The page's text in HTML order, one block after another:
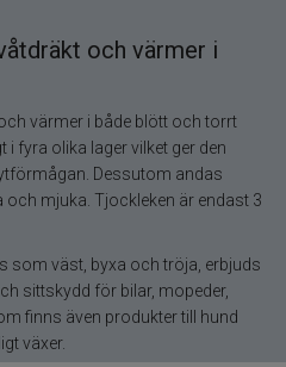
och värmer i
värmer i både blött och torrt
i fyra olika lager vilket ger den
Dessutom andas
och mjuka. Tjockleken är endast 3
som väst, byxa och tröja, erbjuds
sittskydd för bilar, mopeder,
finns även produkter till hund
växer.